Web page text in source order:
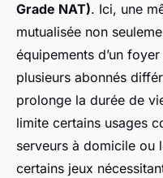
Grade NAT). Ici, une
mutualisée non
équipements d’un
plusieurs abonnés
prolonge la durée de
limite certains usages
serveurs à domicile ou
certains jeux